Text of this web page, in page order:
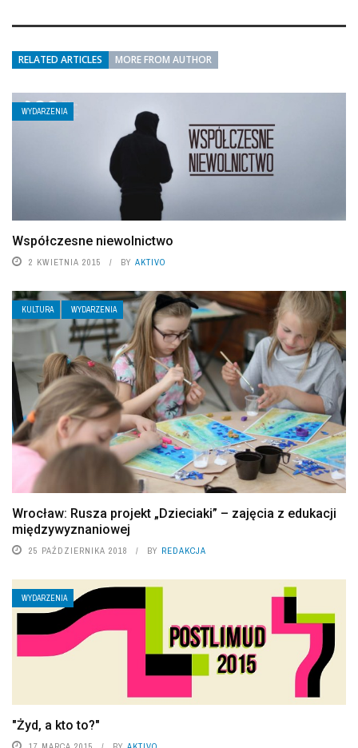
RELATED ARTICLES MORE FROM AUTHOR
WYDARZENIA
Współczesne niewolnictwo
2 KWIETNIA 2015 BY AKTIVO
KULTURA WYDARZENIA
Wrocław: Rusza projekt „Dzieciaki” – zajęcia z edukacji
międzywyznaniowej
25 PAŹDZIERNIKA 2018 BY REDAKCJA
WYDARZENIA
"Żyd, a kto to?"